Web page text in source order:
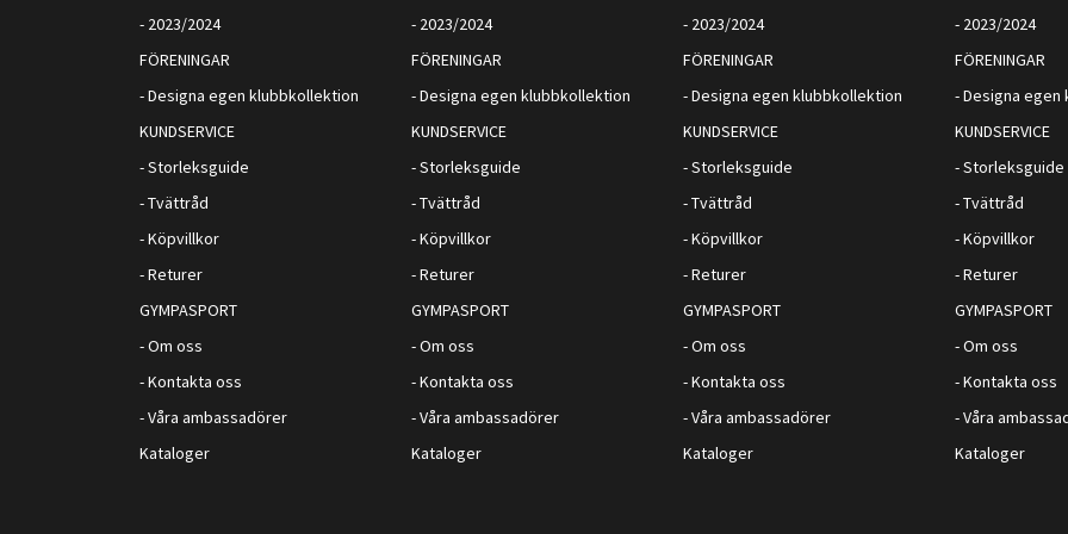
- 2023/2024
FÖRENINGAR
- Designa egen klubbkollektion
KUNDSERVICE
- Storleksguide
- Tvättråd
- Köpvillkor
- Returer
GYMPASPORT
- Om oss
- Kontakta oss
- Våra ambassadörer
Kataloger
- 2023/2024
FÖRENINGAR
- Designa egen klubbkollektion
KUNDSERVICE
- Storleksguide
- Tvättråd
- Köpvillkor
- Returer
GYMPASPORT
- Om oss
- Kontakta oss
- Våra ambassadörer
Kataloger
- 2023/2024
FÖRENINGAR
- Designa egen klubbkollektion
KUNDSERVICE
- Storleksguide
- Tvättråd
- Köpvillkor
- Returer
GYMPASPORT
- Om oss
- Kontakta oss
- Våra ambassadörer
Kataloger
- 2023/2024
FÖRENINGAR
- Designa
KUNDSERVICE
- Storleksguide
- Tvättråd
- Köpvillkor
- Returer
GYMPASPORT
- Om oss
- Kontakta oss
- Våra
Kataloger